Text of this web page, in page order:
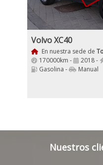
Volvo XC40
En nuestra sede de
170000km -
2018 -
Gasolina -
Manual
Nuestros